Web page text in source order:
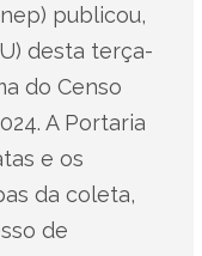
publicou,
desta terça-
do Censo
A Portaria
e os
da coleta,
de